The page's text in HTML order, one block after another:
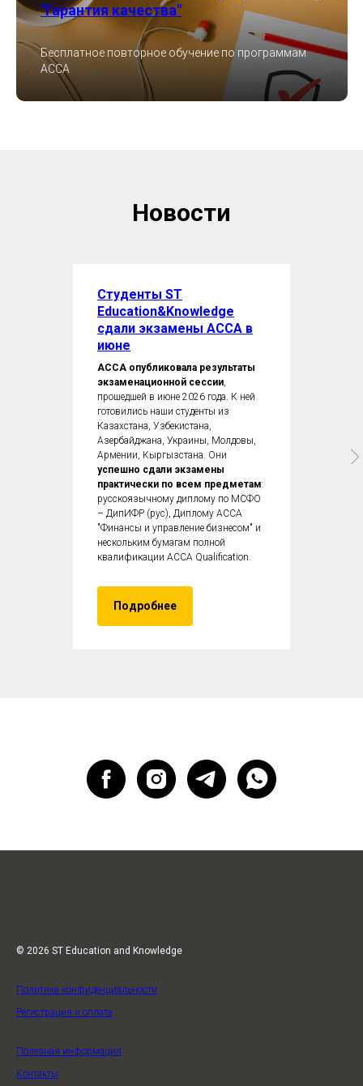
"Гарантия качества"
Бесплатное повторное обучение по программам
ACCA
Новости
Студенты ST
Education&Knowledge
сдали экзамены ACCA в
июне
ACCA опубликовала результаты
экзаменационной сессии,
прошедшей в июне 2026 года. К ней
готовились наши студенты из
Казахстана, Узбекистана,
Азербайджана, Украины, Молдовы,
Армении, Кыргызстана. Они
успешно сдали экзамены
практически по всем предметам:
русскоязычному диплому по МСФО
– ДипИФР (рус), Диплому ACCA
"Финансы и управление бизнесом" и
нескольким бумагам полной
квалификации ACCA Qualification.
Подробнее
© 2026 ST Education and Knowledge
Политика конфиденциальности
Регистрация и оплата
Полезная информация
Контакты